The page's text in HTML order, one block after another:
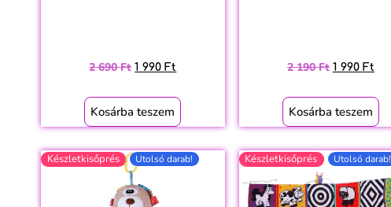
2 690Ft 1 990 Ft
Kosárba teszem
2 190Ft 1 990 Ft
Kosárba teszem
Készletkisőprés Utolsó darab! Készletkisőprés Utolsó darab!